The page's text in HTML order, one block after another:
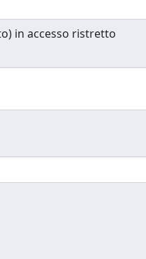
in accesso ristretto